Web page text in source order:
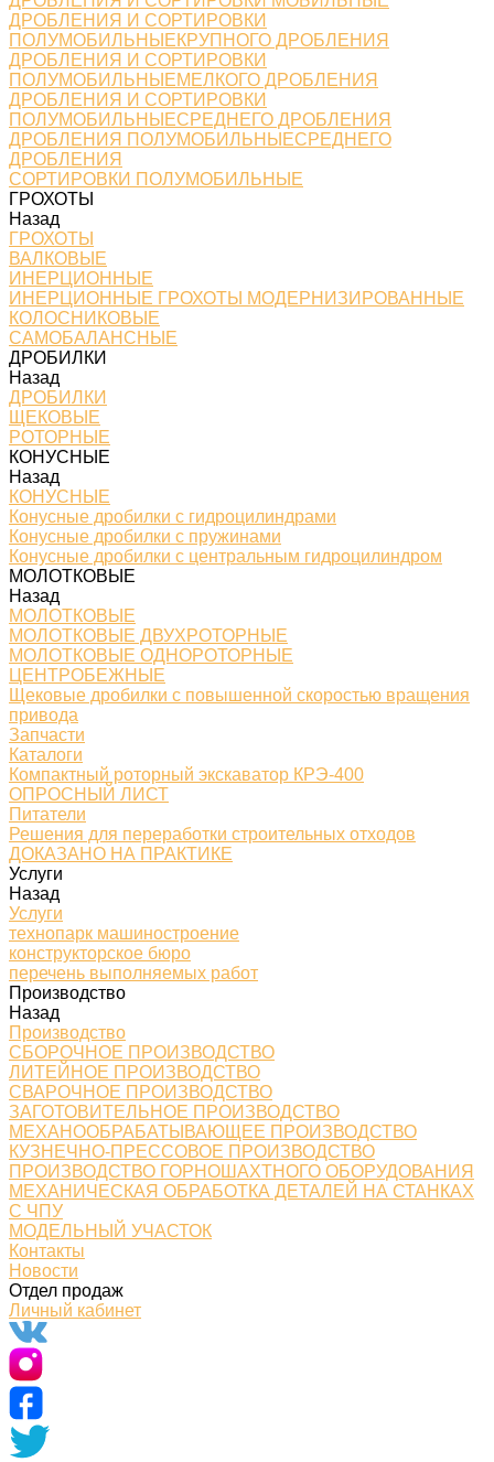
ДРОБЛЕНИЯ И СОРТИРОВКИ
ПОЛУМОБИЛЬНЫЕКРУПНОГО ДРОБЛЕНИЯ
ДРОБЛЕНИЯ И СОРТИРОВКИ
ПОЛУМОБИЛЬНЫЕМЕЛКОГО ДРОБЛЕНИЯ
ДРОБЛЕНИЯ И СОРТИРОВКИ
ПОЛУМОБИЛЬНЫЕСРЕДНЕГО ДРОБЛЕНИЯ
ДРОБЛЕНИЯ ПОЛУМОБИЛЬНЫЕСРЕДНЕГО
ДРОБЛЕНИЯ
СОРТИРОВКИ ПОЛУМОБИЛЬНЫЕ
ГРОХОТЫ
Назад
ГРОХОТЫ
ВАЛКОВЫЕ
ИНЕРЦИОННЫЕ
ИНЕРЦИОННЫЕ ГРОХОТЫ МОДЕРНИЗИРОВАННЫЕ
КОЛОСНИКОВЫЕ
САМОБАЛАНСНЫЕ
ДРОБИЛКИ
Назад
ДРОБИЛКИ
ЩЕКОВЫЕ
РОТОРНЫЕ
КОНУСНЫЕ
Назад
КОНУСНЫЕ
Конусные дробилки с гидроцилиндрами
Конусные дробилки с пружинами
Конусные дробилки с центральным гидроцилиндром
МОЛОТКОВЫЕ
Назад
МОЛОТКОВЫЕ
МОЛОТКОВЫЕ ДВУХРОТОРНЫЕ
МОЛОТКОВЫЕ ОДНОРОТОРНЫЕ
ЦЕНТРОБЕЖНЫЕ
Щековые дробилки с повышенной скоростью вращения
привода
Запчасти
Каталоги
Компактный роторный экскаватор КРЭ-400
ОПРОСНЫЙ ЛИСТ
Питатели
Решения для переработки строительных отходов
ДОКАЗАНО НА ПРАКТИКЕ
Услуги
Назад
Услуги
технопарк машиностроение
конструкторское бюро
перечень выполняемых работ
Производство
Назад
Производство
СБОРОЧНОЕ ПРОИЗВОДСТВО
ЛИТЕЙНОЕ ПРОИЗВОДСТВО
СВАРОЧНОЕ ПРОИЗВОДСТВО
ЗАГОТОВИТЕЛЬНОЕ ПРОИЗВОДСТВО
МЕХАНООБРАБАТЫВАЮЩЕЕ ПРОИЗВОДСТВО
КУЗНЕЧНО-ПРЕССОВОЕ ПРОИЗВОДСТВО
ПРОИЗВОДСТВО ГОРНОШАХТНОГО ОБОРУДОВАНИЯ
МЕХАНИЧЕСКАЯ ОБРАБОТКА ДЕТАЛЕЙ НА СТАНКАХ
С ЧПУ
МОДЕЛЬНЫЙ УЧАСТОК
Контакты
Новости
Отдел продаж
Личный кабинет